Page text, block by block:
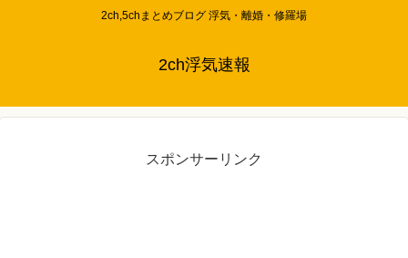
2ch,5chまとめブログ 浮気・離婚・修羅場
2ch浮気速報
スポンサーリンク